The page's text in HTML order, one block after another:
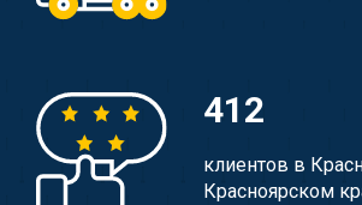
412
клиентов в
Красноярском